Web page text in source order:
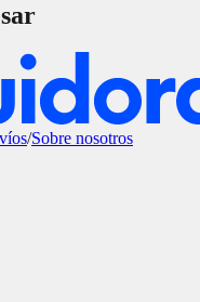
/Sobre nosotros